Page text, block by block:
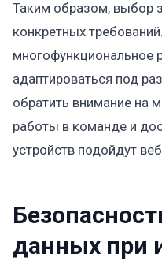
Таким образом, выбор
конкретных
многофункциональное
адаптироваться под
обратить внимание на
работы в команде и
устройств подойдут
данных при